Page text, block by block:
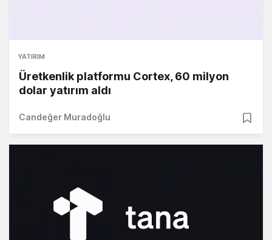
YATIRIM
Üretkenlik platformu Cortex, 60 milyon
dolar yatırım aldı
Candeğer Muradoğlu